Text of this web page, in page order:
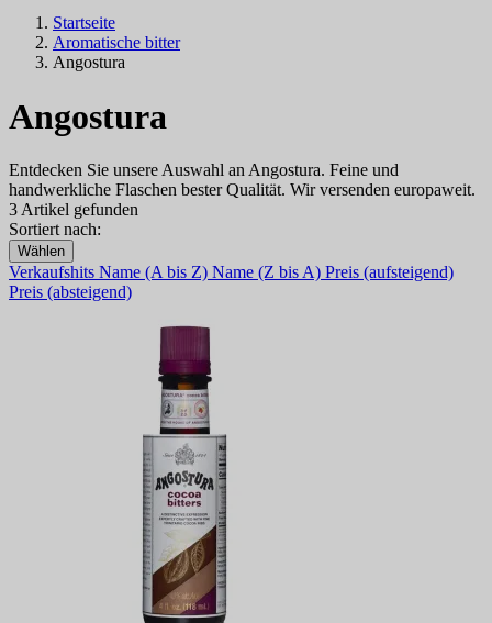
Startseite
Aromatische bitter
Angostura
Angostura
Entdecken Sie unsere Auswahl an Angostura. Feine und
handwerkliche Flaschen bester Qualität. Wir versenden europaweit.
3 Artikel gefunden
Sortiert nach:
Wählen
Verkaufshits Name (A bis Z) Name (Z bis A) Preis (aufsteigend)
Preis (absteigend)